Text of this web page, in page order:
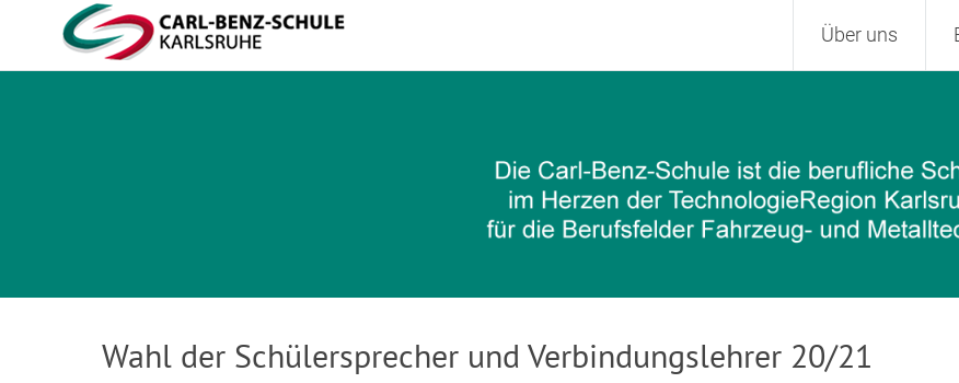
Inhalt
Über uns
Wahl der Schülersprecher und Verbindungslehrer 20/21